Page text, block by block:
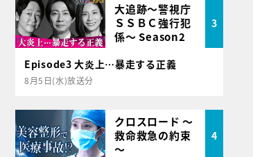
大追跡～警視庁
ＳＳＢＣ強行犯
係～ Season2
3
Episode3 大炎上…暴走する正義
8月5日(水)放送分
クロスロード ～
救命救急の約束
～
4